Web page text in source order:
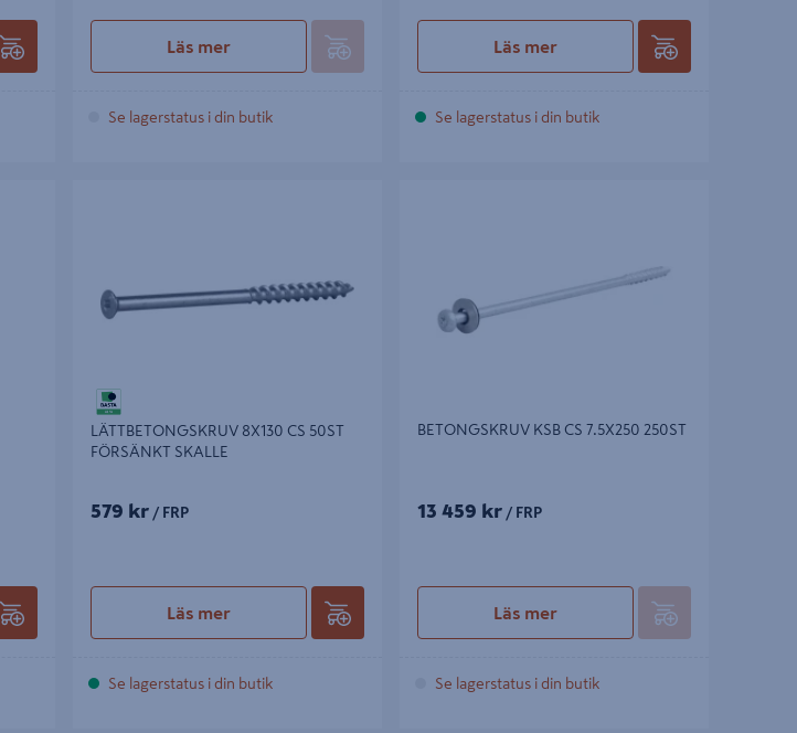
Läs mer
Se lagerstatus i din butik
Läs mer
Se lagerstatus i din butik
LÄTTBETONGSKRUV 8X130 CS 50ST
FÖRSÄNKT SKALLE
579 kr / FRP
Läs mer
Se lagerstatus i din butik
BETONGSKRUV KSB CS 7.5X250 250ST
13 459 kr / FRP
Läs mer
Se lagerstatus i din butik